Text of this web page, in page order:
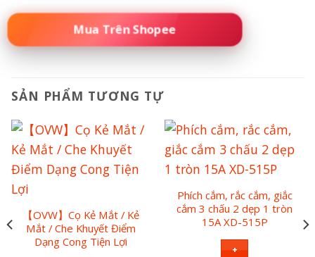
🚀 ĐẶT MUA NGAY – SỐ LƯỢNG CÓ HẠN
SẢN PHẨM TƯƠNG TỰ
【OVW】Cọ Kẻ Mắt / Kẻ
Mắt / Che Khuyết Điểm
Dạng Cong Tiện Lợi
Phích cắm, rắc cắm, giắc
cắm 3 chấu 2 dẹp 1 tròn
15A XD-515P
+